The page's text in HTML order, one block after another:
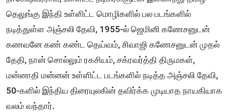
தெலுங்கு இந்தி உள்ளிட்ட மொழிகளில் பல படங்களில்
நடித்துள்ள அஞ்சலி தேவி, 1955-ல் ஜெமினி கணேசனுடன்
கணவனே கண் கண்ட தெய்வம், சிவாஜி கணேசனுடன் முதல்
தேதி, நான் சொல்லும் ரகசியம், சக்ரவர்த்தி திருமகள்,
மன்னாதி மன்னன் உள்ளிட்ட படங்களில் நடித்த அஞ்சலி தேவி,
50-களில் இந்திய திரையுலகின் தவிர்க்க முடியாத நாயகியாக
வலம் வந்தார்.